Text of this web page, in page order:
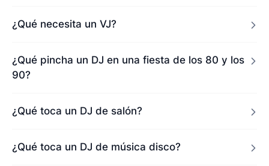
¿Qué necesita un VJ?
¿Qué pincha un DJ en una fiesta de los 80 y los
90?
¿Qué toca un DJ de salón?
¿Qué toca un DJ de música disco?